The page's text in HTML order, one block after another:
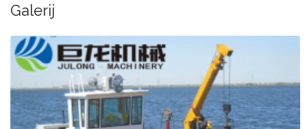
Galerij